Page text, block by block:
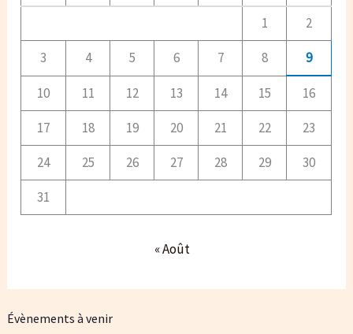
1
2
3
4 5 6 7 8 9
10 11 12 13 14 15
16
17
18 19 20 21 22
23
24
25 26 27 28 29
30
31
« Août
Évènements à venir